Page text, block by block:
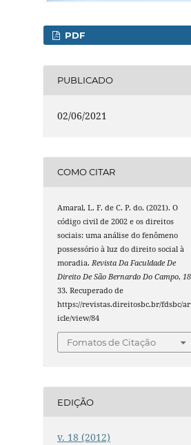
PDF
PUBLICADO
02/06/2021
COMO CITAR
Amaral, L. F. de C. P. do. (2021). O
código civil de 2002 e os direitos
sociais: uma análise do fenômeno
possessório à luz do direito social à
moradia.Revista Da Faculdade De
Direito De São Bernardo Do Campo,18
33. Recuperado de
https://revistas.direitosbc.br/fdsbc/
icle/view/84
Fomatos de Citação
EDIÇÃO
v. 18 (2012)